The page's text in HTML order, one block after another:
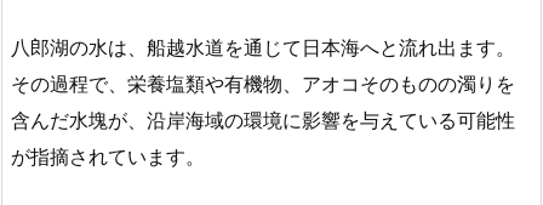
八郎湖の水は、船越水道を通じて日本海へと流れ出ます。
その過程で、栄養塩類や有機物、アオコそのものの濁りを
含んだ水塊が、沿岸海域の環境に影響を与えている可能性
が指摘されています。